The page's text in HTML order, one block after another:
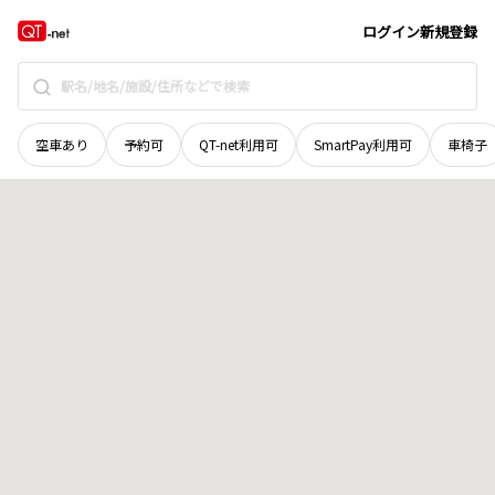
ログイン新規登録
空車あり 予約可 QT-net利用可 SmartPay利用可 車椅子
長野県